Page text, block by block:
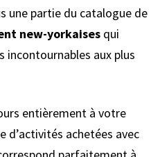
une partie du catalogue de
new-yorkaises qui
incontournables aux plus
entièrement à votre
d’activités achetées avec